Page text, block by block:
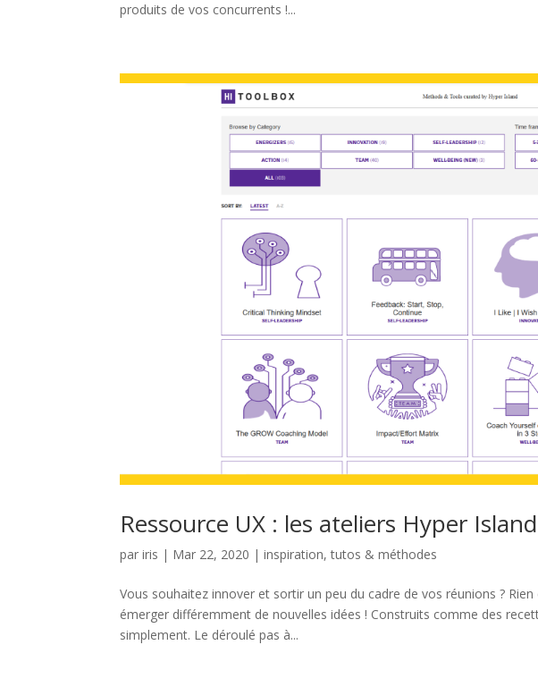
produits de vos concurrents !...
Ressource UX : les ateliers Hyper Island
pariris | Mar 22, 2020 |inspiration,tutos & méthodes
Vous souhaitez innover et sortir un peu du cadre de vos réunions ?
émerger différemment de nouvelles idées ! Construits comme des
simplement. Le déroulé pas à...